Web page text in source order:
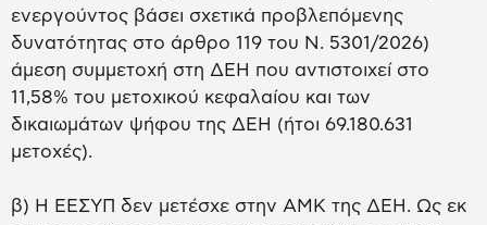
ενεργούντος βάσει σχετικά προβλεπόμενης
δυνατότητας στο άρθρο 119 του Ν. 5301/2026)
άμεση συμμετοχή στη ΔΕΗ που αντιστοιχεί στο
11,58% του μετοχικού κεφαλαίου και των
δικαιωμάτων ψήφου της ΔΕΗ (ήτοι 69.180.631
μετοχές).
β) Η ΕΕΣΥΠ δεν μετέσχε στην ΑΜΚ της ΔΕΗ. Ως εκ